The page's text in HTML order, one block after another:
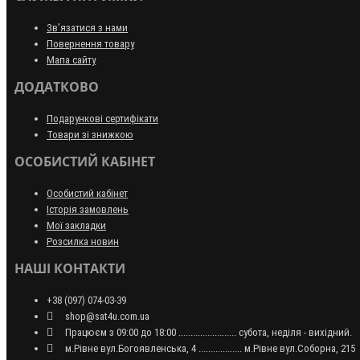
Зв’язатися з нами
Повернення товару
Мапа сайту
ДОДАТКОВО
Подарункові сертифікати
Товари зі знижкою
ОСОБИСТИЙ КАБІНЕТ
Особистий кабінет
Історія замовлень
Мої закладки
Розсилка новин
НАШІ КОНТАКТИ
+38 (097) 074-03-39
shop@sat4u.com.ua
Працюєм з 09:00 до 18:00 ........................ субота, неділя - вихідний.
м.Рівне вул.Богоявленська, 4 .................. м.Рівне вул.Соборна, 215